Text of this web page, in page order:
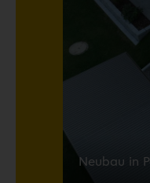
Neubau in